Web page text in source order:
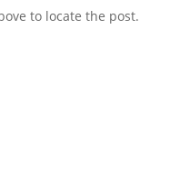
to locate the post.